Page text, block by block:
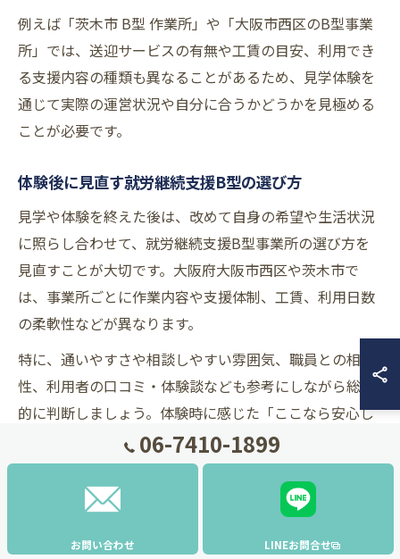
例えば「茨木市 B型 作業所」や「大阪市西区のB型事業
所」では、送迎サービスの有無や工賃の目安、利用でき
る支援内容の種類も異なることがあるため、見学体験を
通じて実際の運営状況や自分に合うかどうかを見極める
ことが必要です。
体験後に見直す就労継続支援B型の選び方
見学や体験を終えた後は、改めて自身の希望や生活状況
に照らし合わせて、就労継続支援B型事業所の選び方を
見直すことが大切です。大阪府大阪市西区や茨木市で
は、事業所ごとに作業内容や支援体制、工賃、利用日数
の柔軟性などが異なります。
特に、通いやすさや相談しやすい雰囲気、職員との相
性、利用者の口コミ・体験談なども参考にしながら総合
的に判断しましょう。体験時に感じた「ここなら安心し
て続けられそう」という直感も意外と大切な指標となり
ます。
また、「茨木市就労継続支援B型」や「茨木市 相談支援
06-7410-1899
お問い合わせ LINEお問合せ